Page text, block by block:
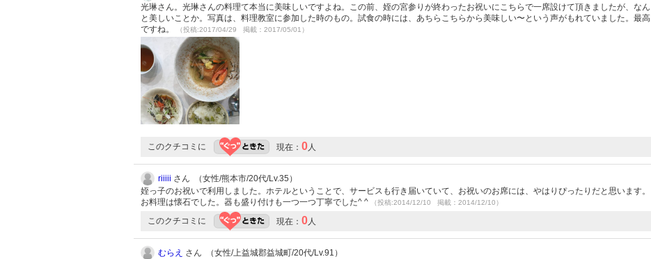
光琳さん。光琳さんの料理て本当に美味しいですよね。この前、姪の宮参りが終わったお祝いにこちらで一席設けて頂きましたが、なん
と美しいことか。写真は、料理教室に参加した時のもの。試食の時には、あちらこちらから美味しい〜という声がもれていました。最高
ですね。
（投稿:2017/04/29 掲載：2017/05/01）
このクチコミに 現在： 0 人
riiiii さん （女性/熊本市/20代/Lv.35）
姪っ子のお祝いで利用しました。ホテルということで、サービスも行き届いていて、お祝いのお席には、やはりぴったりだと思います。
お料理は懐石でした。器も盛り付けも一つ一つ丁寧でした^ ^
（投稿:2014/12/10 掲載：2014/12/10）
このクチコミに 現在： 0 人
むらえ さん （女性/上益城郡益城町/20代/Lv.91）